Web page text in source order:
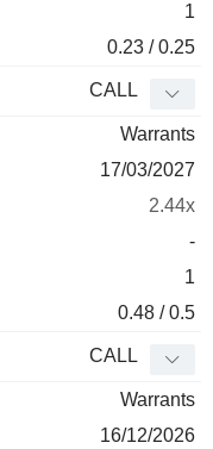
1
0.23 / 0.25
CALL
Warrants
17/03/2027
2.44x
-
1
0.48 / 0.5
CALL
Warrants
16/12/2026